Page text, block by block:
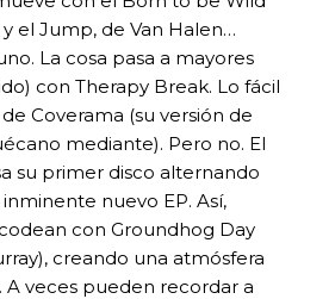
el Jump, de Van Halen…
La cosa pasa a mayores
con Therapy Break. Lo fácil
Coverama (su versión de
mediante). Pero no. El
su primer disco alternando
nuevo EP. Así,
con Groundhog Day
creando una atmósfera
A veces pueden recordar a